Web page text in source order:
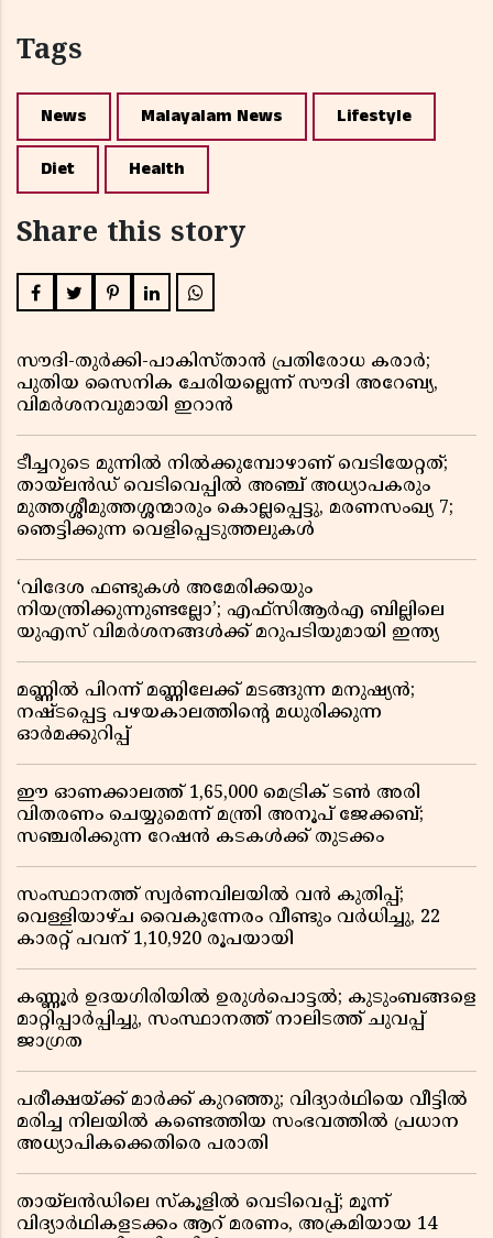
Tags
News Malayalam News Lifestyle
Diet Health
Share this story
സൗദി-തുർക്കി-പാകിസ്താൻ പ്രതിരോധ കരാർ;
പുതിയ സൈനിക ചേരിയല്ലെന്ന് സൗദി അറേബ്യ,
വിമർശനവുമായി ഇറാൻ
ടീച്ചറുടെ മുന്നിൽ നിൽക്കുമ്പോഴാണ് വെടിയേറ്റത്;
തായ്‌ലൻഡ് വെടിവെപ്പിൽ അഞ്ച് അധ്യാപകരും
മുത്തശ്ശീമുത്തശ്ശന്മാരും കൊല്ലപ്പെട്ടു, മരണസംഖ്യ 7;
ഞെട്ടിക്കുന്ന വെളിപ്പെടുത്തലുകൾ
‘വിദേശ ഫണ്ടുകൾ അമേരിക്കയും
നിയന്ത്രിക്കുന്നുണ്ടല്ലോ’; എഫ്സിആർഎ ബില്ലിലെ
യുഎസ് വിമർശനങ്ങൾക്ക് മറുപടിയുമായി ഇന്ത്യ
മണ്ണിൽ പിറന്ന് മണ്ണിലേക്ക് മടങ്ങുന്ന മനുഷ്യൻ;
നഷ്ടപ്പെട്ട പഴയകാലത്തിൻ്റെ മധുരിക്കുന്ന
ഓർമക്കുറിപ്പ്
ഈ ഓണക്കാലത്ത് 1,65,000 മെട്രിക് ടൺ അരി
വിതരണം ചെയ്യുമെന്ന് മന്ത്രി അനൂപ് ജേക്കബ്;
സഞ്ചരിക്കുന്ന റേഷൻ കടകൾക്ക് തുടക്കം
സംസ്ഥാനത്ത് സ്വർണവിലയിൽ വൻ കുതിപ്പ്;
വെള്ളിയാഴ്ച വൈകുന്നേരം വീണ്ടും വർധിച്ചു, 22
കാരറ്റ് പവന് 1,10,920 രൂപയായി
കണ്ണൂർ ഉദയഗിരിയിൽ ഉരുൾപൊട്ടൽ; കുടുംബങ്ങളെ
മാറ്റിപ്പാർപ്പിച്ചു, സംസ്ഥാനത്ത് നാലിടത്ത് ചുവപ്പ്
ജാഗ്രത
പരീക്ഷയ്ക്ക് മാർക്ക് കുറഞ്ഞു; വിദ്യാർഥിയെ വീട്ടിൽ
മരിച്ച നിലയിൽ കണ്ടെത്തിയ സംഭവത്തിൽ പ്രധാന
അധ്യാപികക്കെതിരെ പരാതി
തായ്‌ലൻഡിലെ സ്‌കൂളിൽ വെടിവെപ്പ്; മൂന്ന്
വിദ്യാർഥികളടക്കം ആറ് മരണം, അക്രമിയായ 14